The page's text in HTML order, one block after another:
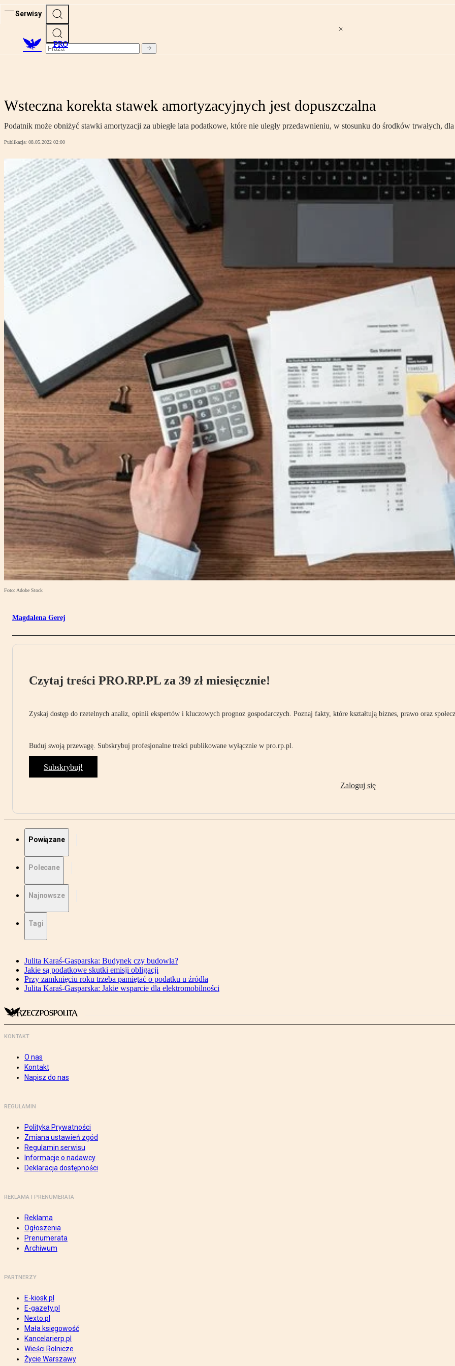
Serwisy
PRO
Wsteczna korekta stawek amortyzacyjnych jest dopuszczalna
Podatnik może obniżyć stawki amortyzacji za ubiegłe lata podatkowe, które nie uległy przedawnieniu, w stosunku do środków trwałych,
Publikacja: 08.05.2022 02:00
Foto: Adobe Stock
Magdalena Gerej
Czytaj treści PRO.RP.PL za 39 zł miesięcznie!
Zyskaj dostęp do rzetelnych analiz, opinii ekspertów i kluczowych prognoz gospodarczych. Poznaj fakty, które kształtują biznes, prawo oraz
Buduj swoją przewagę. Subskrybuj profesjonalne treści publikowane wyłącznie w pro.rp.pl.
Subskrybuj!
Zaloguj się
Powiązane
Polecane
Najnowsze
Tagi
Julita Karaś-Gasparska: Budynek czy budowla?
Jakie są podatkowe skutki emisji obligacji
Przy zamknięciu roku trzeba pamiętać o podatku u źródła
Julita Karaś-Gasparska: Jakie wsparcie dla elektromobilności
KONTAKT
O nas
Kontakt
Napisz do nas
REGULAMIN
Polityka Prywatności
Zmiana ustawień zgód
Regulamin serwisu
Informacje o nadawcy
Deklaracja dostępności
REKLAMA I PRENUMERATA
Reklama
Ogłoszenia
Prenumerata
Archiwum
PARTNERZY
E-kiosk.pl
E-gazety.pl
Nexto.pl
Mała księgowość
Kancelarierp.pl
Wieści Rolnicze
Życie Warszawy